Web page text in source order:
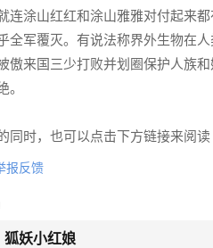
连涂山红红和涂山雅雅对付起来
全军覆灭。有说法称界外生物在
傲来国三少打败并划圈保护人族
。
同时，也可以点击下方链接来阅读
报反馈
狐妖小红娘